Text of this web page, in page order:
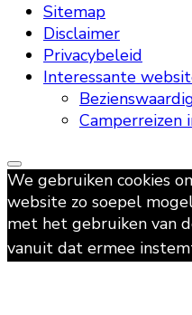
Sitemap
Disclaimer
Privacybeleid
Interessante
Camperreizen
We gebruiken cookies
website zo soepel
met het gebruiken van
vanuit dat ermee